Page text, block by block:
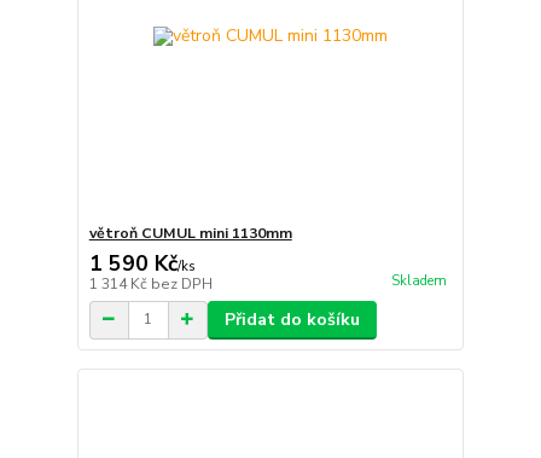
větroň CUMUL mini 1130mm
1 590 Kč/ks
1 314 Kč bez DPH Skladem
Přidat do košíku